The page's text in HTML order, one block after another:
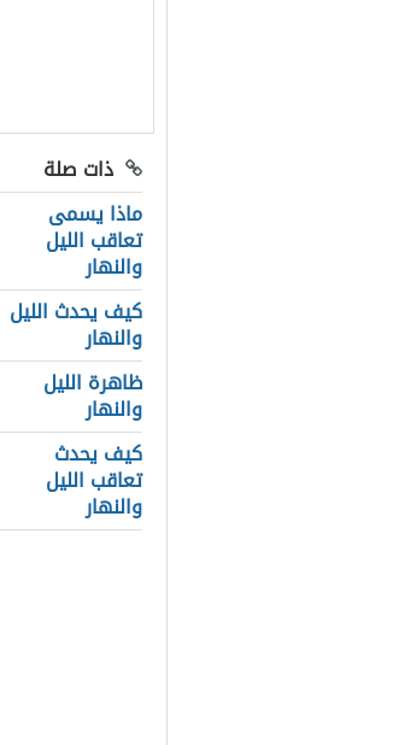
ذات صلة
ماذا يسمى
تعاقب الليل
والنهار
كيف يحدث الليل
والنهار
ظاهرة الليل
والنهار
كيف يحدث
تعاقب الليل
والنهار